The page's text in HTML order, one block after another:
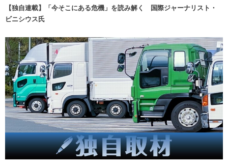
【独自連載】「今そこにある危機」を読み解く 国際ジャーナリスト・
ビニシウス氏